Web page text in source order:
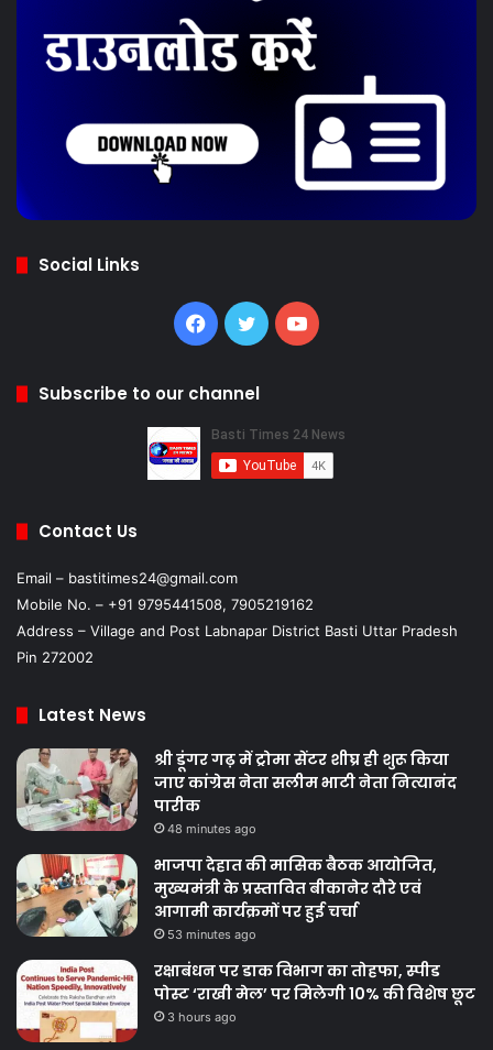
Social Links
Facebook
TwitterYouTube
Subscribe to our channel
Contact Us
Email – bastitimes24@gmail.com
Mobile No. – +91 9795441508, 7905219162
Address – Village and Post Labnapar District Basti Uttar Pradesh
Pin 272002
Latest News
श्री डूंगर गढ़ में ट्रोमा सेंटर शीघ्र ही शुरू किया
जाए कांग्रेस नेता सलीम भाटी नेता नित्यानंद
पारीक
48 minutes ago
भाजपा देहात की मासिक बैठक आयोजित,
मुख्यमंत्री के प्रस्तावित बीकानेर दौरे एवं
आगामी कार्यक्रमों पर हुई चर्चा
53 minutes ago
रक्षाबंधन पर डाक विभाग का तोहफा, स्पीड
पोस्ट ‘राखी मेल’ पर मिलेगी 10% की विशेष छूट
3 hours ago